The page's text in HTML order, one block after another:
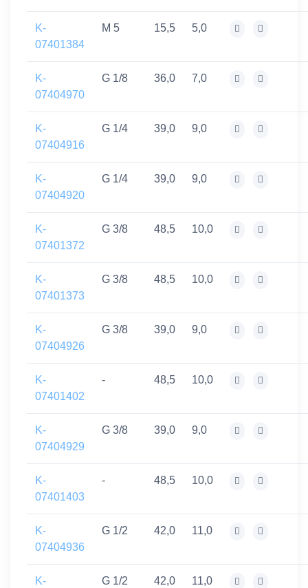
K-
07401384
M 5 15,5 5,0
K-
07404970
G 1/8 36,0 7,0
K-
07404916
G 1/4 39,0 9,0
K-
07404920
G 1/4 39,0 9,0
K-
07401372
G 3/8 48,5 10,0
K-
07401373
G 3/8 48,5 10,0
K-
07404926
G 3/8 39,0 9,0
K-
07401402
- 48,5 10,0
K-
07404929
G 3/8 39,0 9,0
K-
07401403
- 48,5 10,0
K-
07404936
G 1/2 42,0 11,0
K-
G 1/2 42,0 11,0